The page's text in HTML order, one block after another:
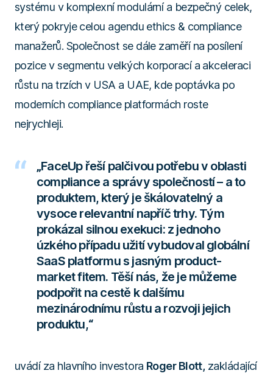
systému v komplexní modulární a bezpečný celek,
který pokryje celou agendu ethics & compliance
manažerů. Společnost se dále zaměří na posílení
pozice v segmentu velkých korporací a akceleraci
růstu na trzích v USA a UAE, kde poptávka po
moderních compliance platformách roste
nejrychleji.
„FaceUp řeší palčivou potřebu v oblasti
compliance a správy společností – a to
produktem, který je škálovatelný a
vysoce relevantní napříč trhy. Tým
prokázal silnou exekuci: z jednoho
úzkého případu užití vybudoval globální
SaaS platformu s jasným product-
market fitem. Těší nás, že je můžeme
podpořit na cestě k dalšímu
mezinárodnímu růstu a rozvoji jejich
produktu,“
uvádí za hlavního investora Roger Blott, zakládající